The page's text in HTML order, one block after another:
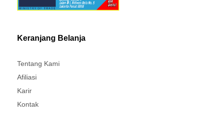
Keranjang Belanja
Tentang Kami
Afiliasi
Karir
Kontak